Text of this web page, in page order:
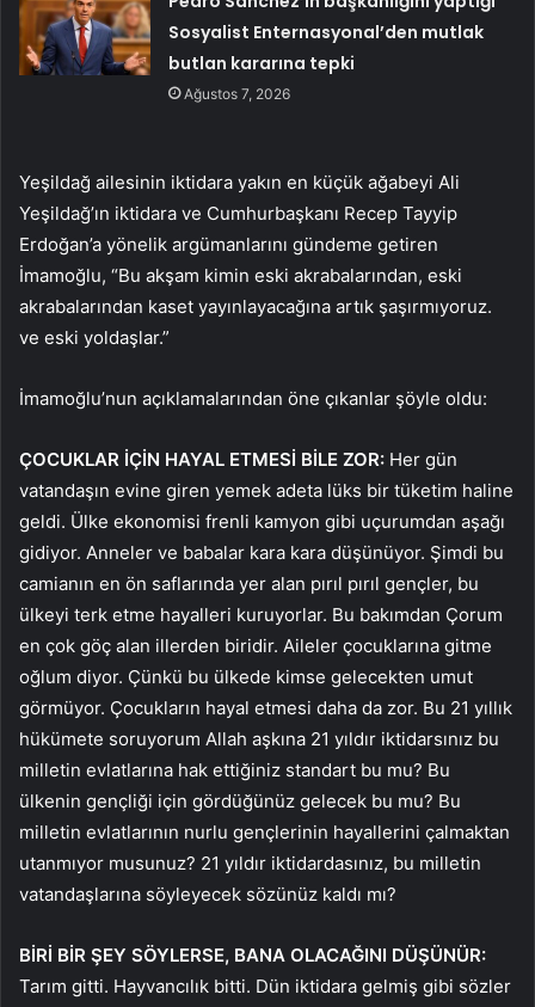
Sosyalist Enternasyonal’den mutlak
butlan kararına tepki
Ağustos 7, 2026
Yeşildağ ailesinin iktidara yakın en küçük ağabeyi Ali
Yeşildağ’ın iktidara ve Cumhurbaşkanı Recep Tayyip
Erdoğan’a yönelik argümanlarını gündeme getiren
İmamoğlu, “Bu akşam kimin eski akrabalarından, eski
akrabalarından kaset yayınlayacağına artık şaşırmıyoruz.
ve eski yoldaşlar.”
İmamoğlu’nun açıklamalarından öne çıkanlar şöyle oldu:
ÇOCUKLAR İÇİN HAYAL ETMESİ BİLE ZOR: Her gün
vatandaşın evine giren yemek adeta lüks bir tüketim haline
geldi. Ülke ekonomisi frenli kamyon gibi uçurumdan aşağı
gidiyor. Anneler ve babalar kara kara düşünüyor. Şimdi bu
camianın en ön saflarında yer alan pırıl pırıl gençler, bu
ülkeyi terk etme hayalleri kuruyorlar. Bu bakımdan Çorum
en çok göç alan illerden biridir. Aileler çocuklarına gitme
oğlum diyor. Çünkü bu ülkede kimse gelecekten umut
görmüyor. Çocukların hayal etmesi daha da zor. Bu 21 yıllık
hükümete soruyorum Allah aşkına 21 yıldır iktidarsınız bu
milletin evlatlarına hak ettiğiniz standart bu mu? Bu
ülkenin gençliği için gördüğünüz gelecek bu mu? Bu
milletin evlatlarının nurlu gençlerinin hayallerini çalmaktan
utanmıyor musunuz? 21 yıldır iktidardasınız, bu milletin
vatandaşlarına söyleyecek sözünüz kaldı mı?
BİRİ BİR ŞEY SÖYLERSE, BANA OLACAĞINI DÜŞÜNÜR:
Tarım gitti. Hayvancılık bitti. Dün iktidara gelmiş gibi sözler